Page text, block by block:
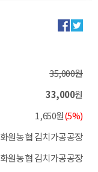
35,000원
33,000원
1,650원(5%)
화원농협 김치가공공장
화원농협 김치가공공장